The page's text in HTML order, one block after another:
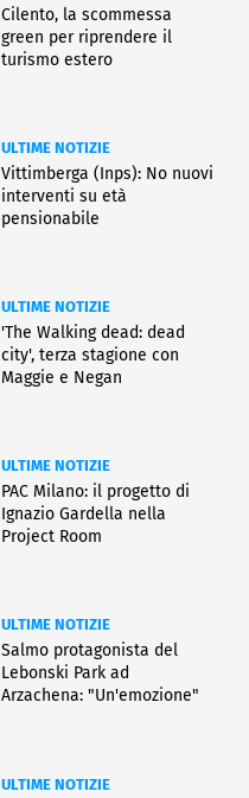
Cilento, la scommessa
green per riprendere il
turismo estero
ULTIME NOTIZIE
Vittimberga (Inps): No nuovi
interventi su età
pensionabile
ULTIME NOTIZIE
'The Walking dead: dead
city', terza stagione con
Maggie e Negan
ULTIME NOTIZIE
PAC Milano: il progetto di
Ignazio Gardella nella
Project Room
ULTIME NOTIZIE
Salmo protagonista del
Lebonski Park ad
Arzachena: "Un'emozione"
ULTIME NOTIZIE